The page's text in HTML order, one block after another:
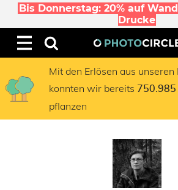
Bis Donnerstag: 20% auf
Drucke
Mit den Erlösen aus
konnten wir bereits 750.985
pflanzen